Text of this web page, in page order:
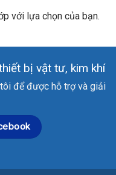
với lựa chọn của bạn.
bị vật tư, kim khí
để được hỗ trợ và giải